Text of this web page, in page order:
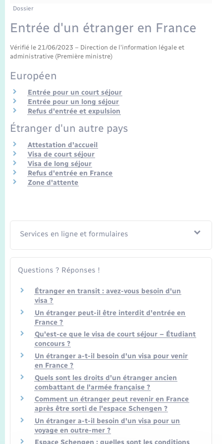
Etat-civil - Papiers - Citoyenneté
Mariage – PACS
Parrainage civil
Recensement
Logement - Urbanisme
Nouvel habitant
Numérique
Organisation d’événement
Seniors
Transports
Transports scolaires
Travaux - Autorisation d’occupation de l’espace
Compétences
Plan interactif
Présentation de la commune
Publications
La Communauté de communes
Dossier
Entrée d'un étranger en France
Vérifié le 21/06/2023 – Direction de l'information légale et
administrative (Première ministre)
Européen
Entrée pour un court séjour
Entrée pour un long séjour
Refus d'entrée et expulsion
Étranger d'un autre pays
Attestation d'accueil
Visa de court séjour
Visa de long séjour
Refus d'entrée en France
Zone d'attente
Services en ligne et formulaires
Questions ? Réponses !
Étranger en transit : avez-vous besoin d'un
visa ?
Un étranger peut-il être interdit d'entrée en
France ?
Qu'est-ce que le visa de court séjour – Étudiant
concours ?
Un étranger a-t-il besoin d'un visa pour venir
en France ?
Quels sont les droits d'un étranger ancien
combattant de l'armée française ?
Comment un étranger peut revenir en France
après être sorti de l'espace Schengen ?
Un étranger a-t-il besoin d'un visa pour un
voyage en outre-mer ?